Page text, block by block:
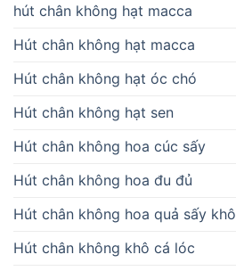
hút chân không hạt macca
Hút chân không hạt macca
Hút chân không hạt óc chó
Hút chân không hạt sen
Hút chân không hoa cúc sấy
Hút chân không hoa đu đủ
Hút chân không hoa quả sấy khô
Hút chân không khô cá lóc